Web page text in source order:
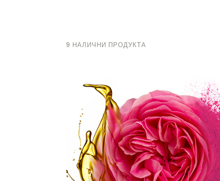
9 НАЛИЧНИ ПРОДУКТА